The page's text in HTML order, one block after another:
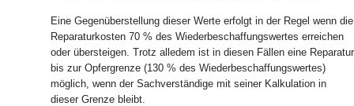
Eine Gegenüberstellung dieser Werte erfolgt in der Regel wenn die
Reparaturkosten 70 % des Wiederbeschaffungswertes erreichen
oder übersteigen. Trotz alledem ist in diesen Fällen eine Reparatur
bis zur Opfergrenze (130 % des Wiederbeschaffungswertes)
möglich, wenn der Sachverständige mit seiner Kalkulation in
dieser Grenze bleibt.